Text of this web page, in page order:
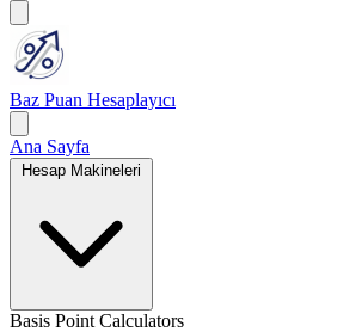
Baz Puan Hesaplayıcı
Ana Sayfa
Basis Point Calculators